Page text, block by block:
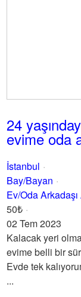
24
evime oda
İstanbul
Bay/Bayan
Ev/Oda Arkadaşı
50₺
02 Tem 2023
Kalacak yeri
evime belli bir
Evde tek
...